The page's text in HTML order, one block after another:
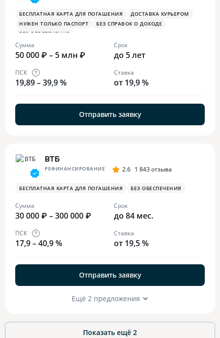
БЕСПЛАТНАЯ КАРТА ДЛЯ ПОГАШЕНИЯ
ДОСТАВКА КУРЬЕРОМ
НУЖЕН ТОЛЬКО ПАСПОРТ
БЕЗ СПРАВОК О ДОХОДЕ
БЕЗ ОБЕСПЕЧЕНИЯ
Сумма
50 000 ₽ – 5 млн ₽
Срок
до 5 лет
ПСК
19,89 – 39,9 %
Ставка
от 19,9 %
Отправить заявку
ВТБ
РЕФИНАНСИРОВАНИЕ 2.6 1 843 отзыва
БЕСПЛАТНАЯ КАРТА ДЛЯ ПОГАШЕНИЯ БЕЗ ОБЕСПЕЧЕНИЯ
Сумма
30 000 ₽ – 300 000 ₽
Срок
до 84 мес.
ПСК
17,9 – 40,9 %
Ставка
от 19,5 %
Отправить заявку
Ещё 2 предложения
Показать ещё 2